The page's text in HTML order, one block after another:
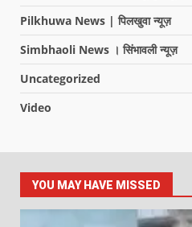
Pilkhuwa News | पिलखुवा न्यूज़
Simbhaoli News । सिंभावली न्यूज़
Uncategorized
Video
YOU MAY HAVE MISSED